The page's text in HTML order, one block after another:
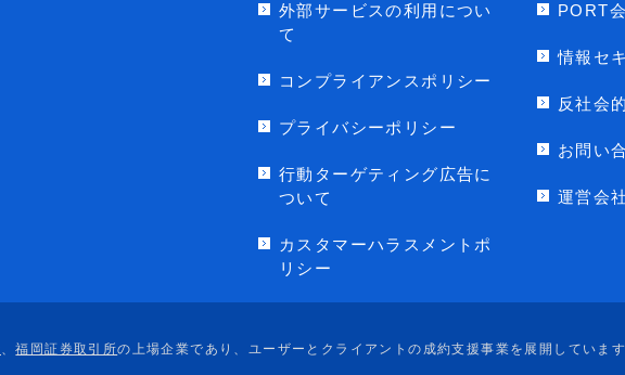
外部サービスの利用につい
て
コンプライアンスポリシー
プライバシーポリシー
行動ターゲティング広告に
ついて
カスタマーハラスメントポ
リシー
PORT
情報セ
反社会
お問い
運営会